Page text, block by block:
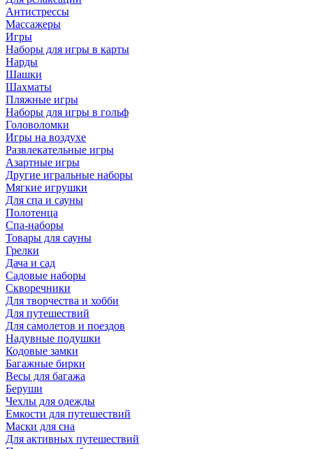
Антистрессы
Массажеры
Игры
Наборы для игры в карты
Нарды
Шашки
Шахматы
Пляжные игры
Наборы для игры в гольф
Головоломки
Игры на воздухе
Развлекательные игры
Азартные игры
Другие игральные наборы
Мягкие игрушки
Для спа и сауны
Полотенца
Спа-наборы
Товары для сауны
Грелки
Дача и сад
Садовые наборы
Скворечники
Для творчества и хобби
Для путешествий
Для самолетов и поездов
Надувные подушки
Кодовые замки
Багажные бирки
Весы для багажа
Беруши
Чехлы для одежды
Емкости для путешествий
Маски для сна
Для активных путешествий